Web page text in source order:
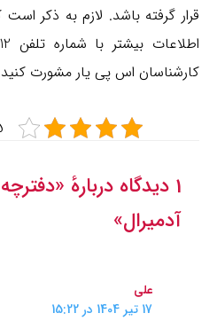
قرار گرفته باشد. لازم به ذکر
کارشناسان اس پی یار مشورت
1 دیدگاه دربارهٔ
آدمیرال»
علی
17 تیر 1404 در 15:22